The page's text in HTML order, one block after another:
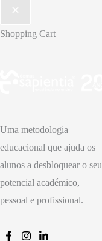
Shopping Cart
Uma metodologia
educacional que ajuda os
alunos a desbloquear o seu
potencial académico,
pessoal e profissional.